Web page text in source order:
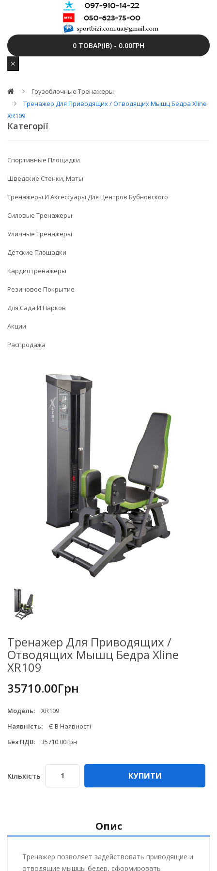
0 ТОВАР(ІВ) - 0.00ГРН
Грузоблочные Тренажеры
Тренажер Для Приводящих / Отводящих Мышц Бедра Xline
XR109
Категорії
Спортивные Площадки
Шведские Стенки, Маты
Тренажеры И Аксессуары Для Центров Бубновского
Силовые Тренажеры
Уличные Тренажеры
Детские Площадки
Кардиотренажеры
Резиновое Покрытие
Для Сада И Парков
Акции
Распродажа
Тренажер Для Приводящих /
Отводящих Мышц Бедра Xline
XR109
35710.00Грн
Модель:
XR109
Наявність:
Є В Наявності
Без ПДВ:
35710.00Грн
Кількість КУПИТИ
Опис
Тренажер позволяет задействовать приводящие и
отводящие мышцы бедер, сформировать